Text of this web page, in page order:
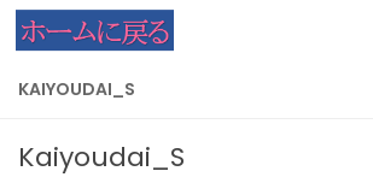
コンテンツへスキップ
KAIYOUDAI_S
Kaiyoudai_S